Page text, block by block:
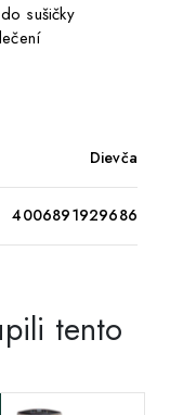
sušičky
Dievča
4006891929686
tento